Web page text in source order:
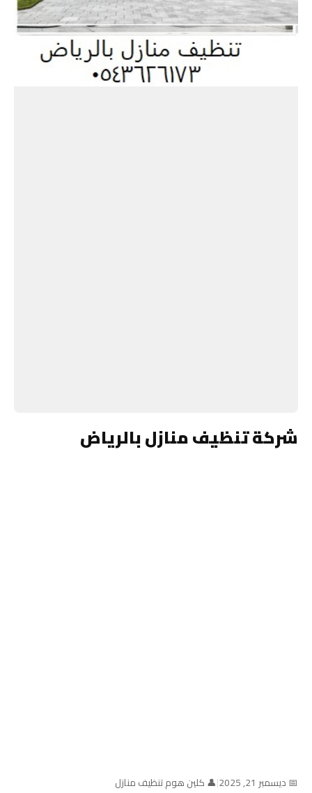
شركة تنظيف منازل بالرياض
📅 ديسمبر 21, 2025 |👤 كلين هوم تنظيف منازل